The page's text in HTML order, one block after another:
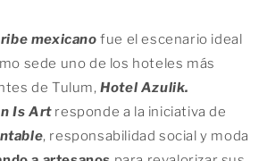
mexicano fue el escenario ideal
sede uno de los hoteles más
de Tulum,Hotel Azulik.
Is Artresponde a la iniciativa de
, responsabilidad social y moda